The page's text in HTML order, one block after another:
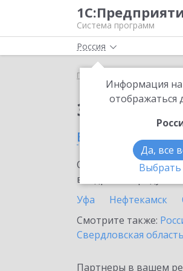
Система программ
Россия
Информация на
отображаться
Да, все
Выбрать
Главная
Заказать
в Белебее
Ознакомьтесь с
внедрение продукта.
Уфа
Нефтекамск
Смотрите также:
Свердловская область
Партнеры в вашем